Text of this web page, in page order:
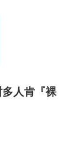
人肯『裸